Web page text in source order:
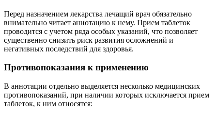
Перед назначением лекарства лечащий врач обязательно
внимательно читает аннотацию к нему. Прием таблеток
проводится с учетом ряда особых указаний, что позволяет
существенно снизить риск развития осложнений и
негативных последствий для здоровья.
Противопоказания к применению
В аннотации отдельно выделяется несколько медицинских
противопоказаний, при наличии которых исключается прием
таблеток, к ним относятся: